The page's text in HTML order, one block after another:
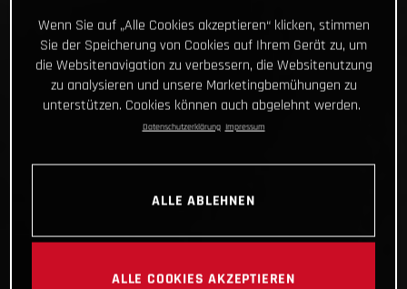
Wenn Sie auf „Alle Cookies akzeptieren“ klicken, stimmen
Sie der Speicherung von Cookies auf Ihrem Gerät zu, um
die Websitenavigation zu verbessern, die Websitenutzung
zu analysieren und unsere Marketingbemühungen zu
unterstützen. Cookies können auch abgelehnt werden.
Datenschutzerklärung Impressum
ALLE ABLEHNEN
ALLE COOKIES AKZEPTIEREN